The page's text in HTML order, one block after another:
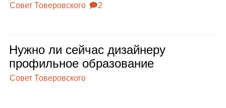
Совет Товеровского 🗩2
Нужно ли сей­час дизай­неру
про­филь­ное обра­зо­ва­ние
Совет Товеровского